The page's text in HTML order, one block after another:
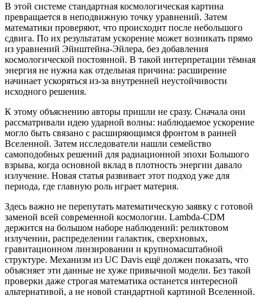
В этой системе стандартная космологическая картина
превращается в неподвижную точку уравнений. Затем
математики проверяют, что происходит после небольшого
сдвига. По их результатам ускорение может возникать прямо
из уравнений Эйнштейна-Эйлера, без добавления
космологической постоянной. В такой интерпретации тёмная
энергия не нужна как отдельная причина: расширение
начинает ускоряться из-за внутренней неустойчивости
исходного решения.
К этому объяснению авторы пришли не сразу. Сначала они
рассматривали идею ударной волны: наблюдаемое ускорение
могло быть связано с расширяющимся фронтом в ранней
Вселенной. Затем исследователи нашли семейство
самоподобных решений для радиационной эпохи Большого
взрыва, когда основной вклад в плотность энергии давало
излучение. Новая статья развивает этот подход уже для
периода, где главную роль играет материя.
Здесь важно не перепутать математическую заявку с готовой
заменой всей современной космологии. Lambda-CDM
держится на большом наборе наблюдений: реликтовом
излучении, распределении галактик, сверхновых,
гравитационном линзировании и крупномасштабной
структуре. Механизм из UC Davis ещё должен показать, что
объясняет эти данные не хуже привычной модели. Без такой
проверки даже строгая математика останется интересной
альтернативой, а не новой стандартной картиной Вселенной.